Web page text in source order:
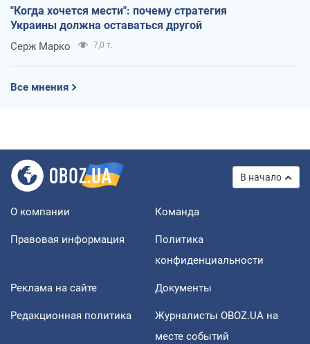
"Когда хочется мести": почему стратегия
Украины должна оставаться другой
Серж Марко 7,0 т.
Все мнения
В начало
О компании Команда
Правовая информация
Политика
конфиденциальности
Реклама на сайте Документы
Редакционная политика
Журналисты OBOZ.UA на
месте событий